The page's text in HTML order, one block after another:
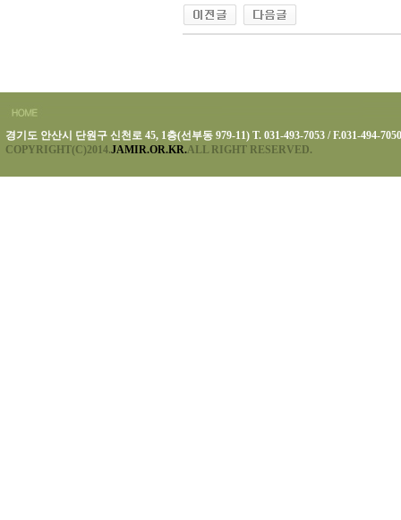
경기도 안산시 단원구 신천로 45, 1층(선부동 979-11) T. 031-493-7053 / F.031-494-7050
COPYRIGHT(C)2014.JAMIR.OR.KR.ALL RIGHT RESERVED.